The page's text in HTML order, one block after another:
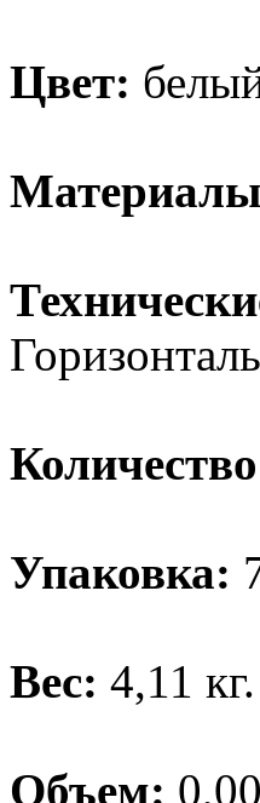
Цвет:
Материалы
Упаковка:
Вес: 4,11 кг.
Объем: